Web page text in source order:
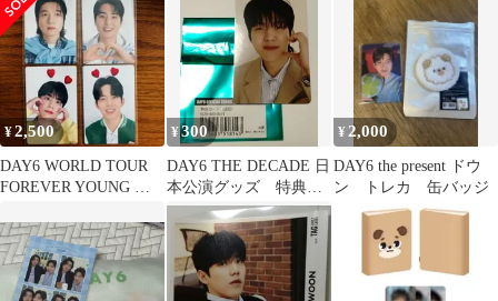
¥2,500
DAY6 WORLD TOUR
FOREVER YOUNG 特
¥300
DAY6 THE DECADE 日
本公演グッズ 特典
ドウン DOWOON
¥2,000
DAY6 the present ドウ
ン トレカ 缶バッジ